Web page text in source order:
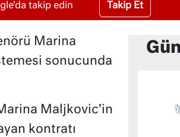
takip edin Takip Et
Marina
sonucunda
Maljkovic’in
kontratı